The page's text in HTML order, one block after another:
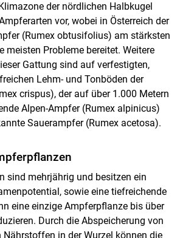
der nördlichen Halbkugel
vor, wobei in Österreich der
(Rumex obtusifolius) am stärksten
meisten Probleme bereitet. Weitere
Gattung sind auf verfestigten,
Lehm- und Tonböden der
crispus), der auf über 1.000 Metern
Alpen-Ampfer (Rumex alpinicus)
Sauerampfer (Rumex acetosa).
sind mehrjährig und besitzen ein
sowie eine tiefreichende
eine einzige Ampferpflanze bis über
Durch die Abspeicherung von
in der Wurzel können die